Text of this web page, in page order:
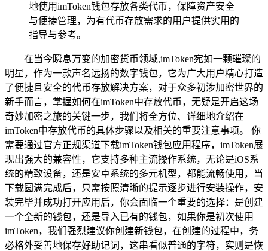
地使用imToken钱包存放各类代币，保障资产安全
与便捷管理，为有代币存放需求的用户提供实用的
指导与参考。
在当今瞬息万变的加密货币领域,imToken宛如一颗璀璨的
明星，作为一款声名远扬的数字钱包，它为广大用户精心打造
了便捷且安全的代币存放解决方案，对于众多初涉加密世界的
新手而言，掌握如何在imToken中存放代币，无疑是开启这场
奇妙加密之旅的关键一步，我们将全方位、详细地介绍在
imToken中存放代币的具体步骤以及相关的重要注意事项。 你
需要通过官方正规渠道下载imToken钱包应用程序，imToken展
现出强大的兼容性，它支持多种主流操作系统，无论是iOS系
统的精致设备，还是安卓系统的多元机型，都能流畅使用，当
下载圆满完成后，只需按照清晰的提示逐步进行安装操作，安
装完毕并成功打开应用后，你会面临一个重要的选择：是创建
一个全新的钱包，还是导入已有的钱包，如果你是初次使用
imToken，我们强烈建议你创建新钱包，在创建的过程中，务
必格外妥善地保存好助记词，这串看似普通的字符，实则是恢